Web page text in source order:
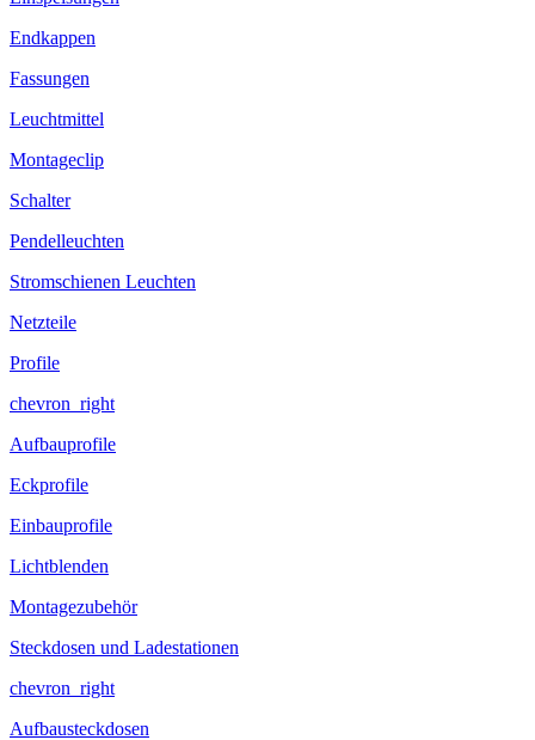
Endkappen
Fassungen
Leuchtmittel
Montageclip
Schalter
Pendelleuchten
Stromschienen Leuchten
Netzteile
Profile
chevron_right
Aufbauprofile
Eckprofile
Einbauprofile
Lichtblenden
Montagezubehör
Steckdosen und Ladestationen
chevron_right
Aufbausteckdosen